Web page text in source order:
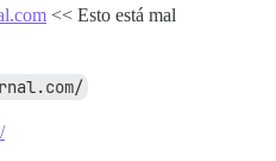
<< Esto está mal